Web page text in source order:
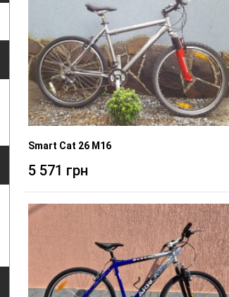
Smart Cat 26 M16
5 571 грн